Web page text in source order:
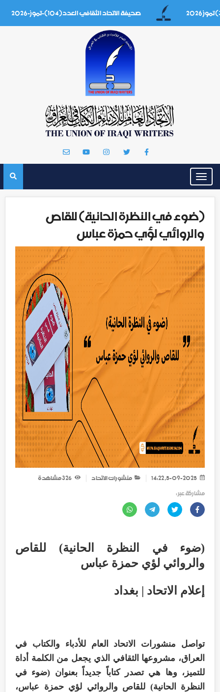
صحيفة الاتحاد الثقافي العدد(104)-تموز-2026
Toggle
navigation
(ضوء في النظرة الحانية) للقاص
والروائي لؤي حمزة عباس
منشورات الاتحاد 326
مشاهدة
مشاركة عبر :
(ضوء في النظرة الحانية) للقاص
والروائي لؤي حمزة عباس
إعلام الاتحاد | بغداد
تواصل منشورات الاتحاد العام للأدباء والكتاب في
العراق، مشروعها الثقافي الذي يجعل من الكلمة أداة
للتميز، وها هي تصدر كتاباً جديداً بعنوان (ضوء في
النظرة الحانية) للقاص والروائي لؤي حمزة عباس،